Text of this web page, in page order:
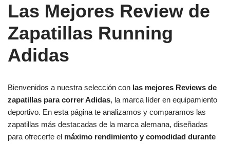
Las Mejores Review de
Zapatillas Running
Adidas
Bienvenidos a nuestra selección con las mejores Reviews de
zapatillas para correr Adidas, la marca líder en equipamiento
deportivo. En esta página te analizamos y comparamos las
zapatillas más destacadas de la marca alemana, diseñadas
para ofrecerte el máximo rendimiento y comodidad durante